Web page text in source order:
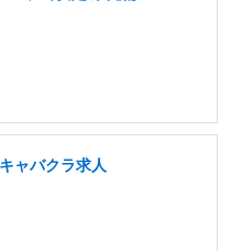
ャバクラ求人